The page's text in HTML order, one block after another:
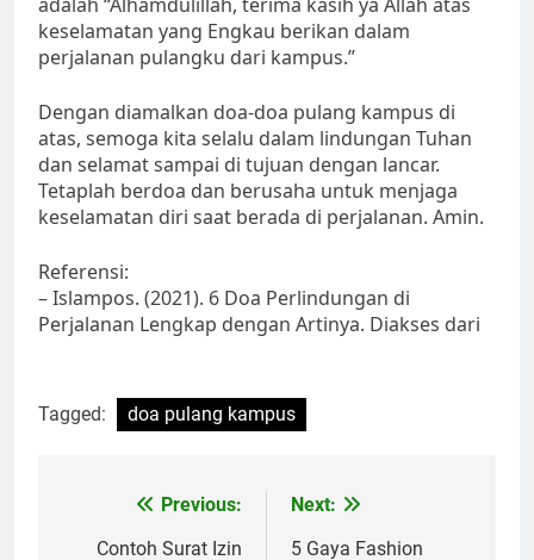
keselamatan yang Engkau berikan dalam
perjalanan pulangku dari kampus.”
Dengan diamalkan doa-doa pulang kampus di
atas, semoga kita selalu dalam lindungan Tuhan
dan selamat sampai di tujuan dengan lancar.
Tetaplah berdoa dan berusaha untuk menjaga
keselamatan diri saat berada di perjalanan. Amin.
Referensi:
– Islampos. (2021). 6 Doa Perlindungan di
Perjalanan Lengkap dengan Artinya. Diakses dari
Tagged: doa pulang kampus
Previous:
Contoh Surat Izin
Next:
5 Gaya Fashion